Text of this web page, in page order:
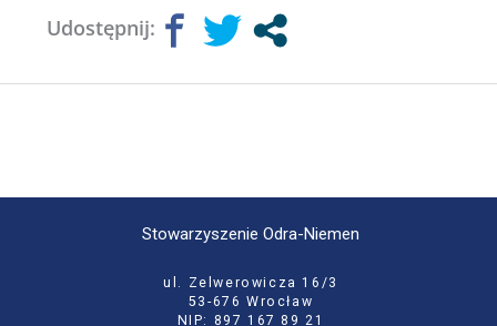
Udostępnij:
Stowarzyszenie Odra-Niemen
ul. Zelwerowicza 16/3
53-676 Wrocław
NIP: 897 167 89 21